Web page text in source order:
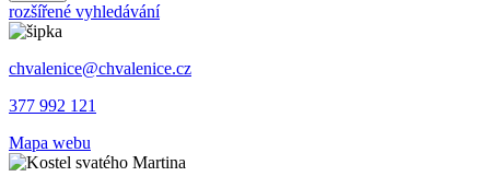
rozšířené vyhledávání
chvalenice@chvalenice.cz
377 992 121
Mapa webu